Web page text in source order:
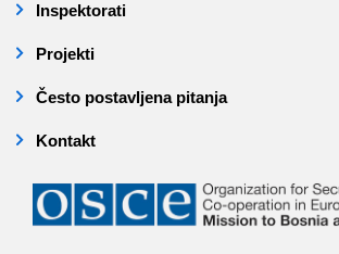
Inspektorati
Projekti
Često postavljena pitanja
Kontakt